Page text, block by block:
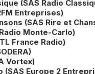
(SAS Radio
Entreprises)
(SAS Rire et
Monte-Carlo)
France Radio)
Vortex)
(SAS Europe 2